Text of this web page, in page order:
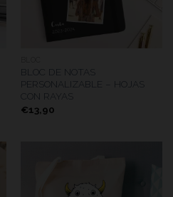
BLOC DE NOTAS
PERSONALIZABLE – HOJAS
CON RAYAS
€13,90